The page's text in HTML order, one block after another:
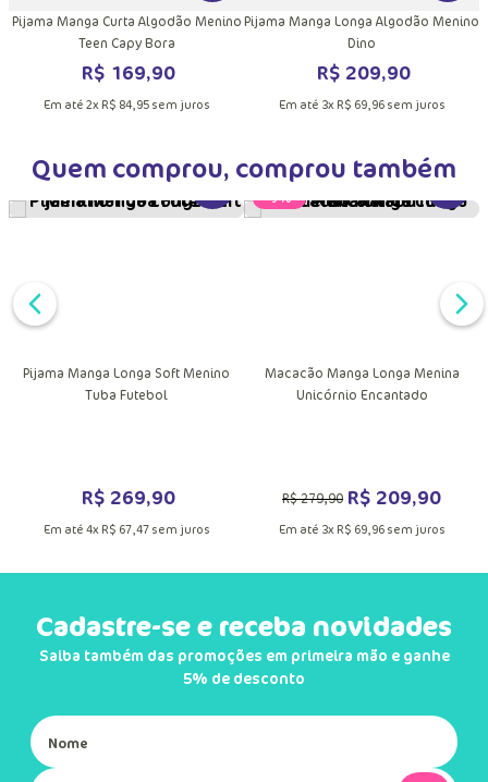
Pijama Manga Curta Algodão Menino
Teen Capy Bora
R$ 169,90
Em até 2x R$ 84,95sem juros
Pijama Manga Longa Algodão Menino
Dino
R$ 209,90
Em até 3x R$ 69,96sem juros
Quem comprou, comprou também
Pijama Manga Longa Soft Menino
Tuba Futebol
R$ 269,90
Em até 4x R$ 67, 47sem juros
-25%
Macacão Manga Longa Menina
Unicórnio Encantado
R$279,90 R$ 209,90
Em até 3x R$ 69, 96sem juros
Cadastre-se e receba novidades
Saiba também das promoções em primeira mão e ganhe
5% de desconto